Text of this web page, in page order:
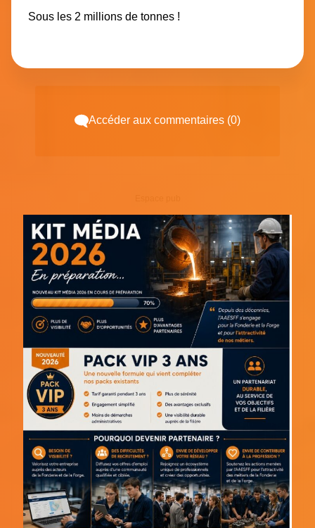
Sous les 2 millions de tonnes !
Accéder aux commentaires (0)